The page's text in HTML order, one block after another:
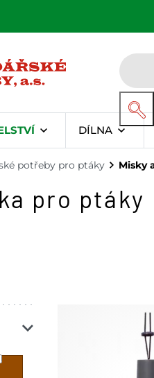
DÍLNA
potřeby pro ptáky Misky
pro ptáky